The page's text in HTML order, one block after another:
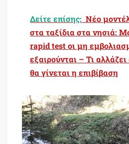
Δείτε επίσης: Νέο
στα ταξίδια στα νησιά:
rapid test οι μη
εξαιρούνται – Τι
θα γίνεται η επιβίβαση